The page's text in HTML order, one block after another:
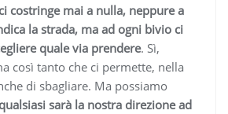
costringe mai a nulla, neppure a
la strada, ma ad ogni bivio ci
quale via prendere. Sì,
così tanto che ci permette, nella
di sbagliare. Ma possiamo
qualsiasi sarà la nostra direzione ad